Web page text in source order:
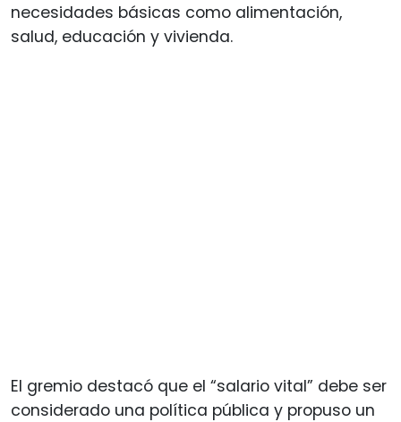
necesidades básicas como alimentación,
salud, educación y vivienda.
El gremio destacó que el “salario vital” debe ser
considerado una política pública y propuso un